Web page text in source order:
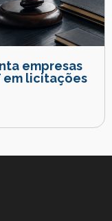
empresas
em licitações